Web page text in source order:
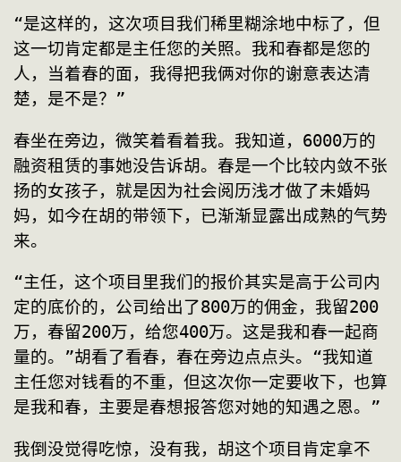
“是这样的，这次项目我们稀里糊涂地中标了，但
这一切肯定都是主任您的关照。我和春都是您的
人，当着春的面，我得把我俩对你的谢意表达清
楚，是不是？”
春坐在旁边，微笑着看着我。我知道，6000万的
融资租赁的事她没告诉胡。春是一个比较内敛不张
扬的女孩子，就是因为社会阅历浅才做了未婚妈
妈，如今在胡的带领下，已渐渐显露出成熟的气势
来。
“主任，这个项目里我们的报价其实是高于公司内
定的底价的，公司给出了800万的佣金，我留200
万，春留200万，给您400万。这是我和春一起商
量的。”胡看了看春，春在旁边点点头。“我知道
主任您对钱看的不重，但这次你一定要收下，也算
是我和春，主要是春想报答您对她的知遇之恩。”
我倒没觉得吃惊，没有我，胡这个项目肯定拿不